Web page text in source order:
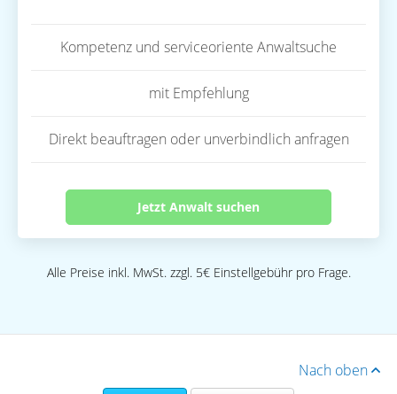
Kompetenz und serviceoriente Anwaltsuche
mit Empfehlung
Direkt beauftragen oder unverbindlich anfragen
Jetzt Anwalt suchen
Alle Preise inkl. MwSt. zzgl. 5€ Einstellgebühr pro Frage.
Nach oben